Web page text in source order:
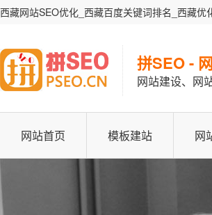
西藏网站SEO优化_西藏百度关键词排名_西藏
拼SEO -
网站建设、网
网站首页 模板建站 网